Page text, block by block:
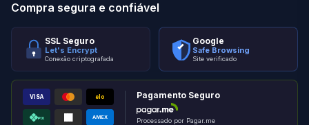
Compra segura e confiável
SSL Seguro
Let's Encrypt
Conexão criptografada
Google
Safe Browsing
Site verificado
VISA elo
PIX AMEX
Pagamento Seguro
Processado por Pagar.me